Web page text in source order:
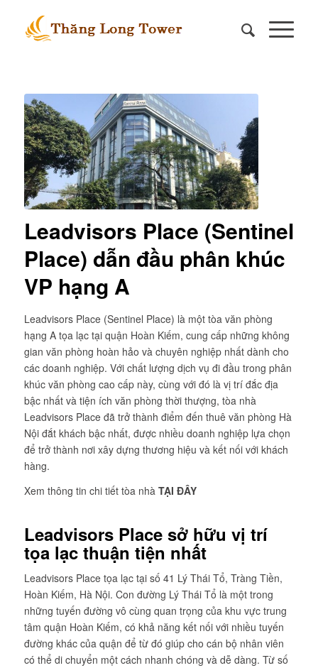
Leadvisors Place (Sentinel
Place) dẫn đầu phân khúc
VP hạng A
Leadvisors Place (Sentinel Place) là một tòa văn phòng
hạng A tọa lạc tại quận Hoàn Kiếm, cung cấp những không
gian văn phòng hoàn hảo và chuyên nghiệp nhất dành cho
các doanh nghiệp. Với chất lượng dịch vụ đi đầu trong phân
khúc văn phòng cao cấp này, cùng với đó là vị trí đắc địa
bậc nhất và tiện ích văn phòng thời thượng, tòa nhà
Leadvisors Place đã trở thành điểm đến thuê văn phòng Hà
Nội đắt khách bậc nhất, được nhiều doanh nghiệp lựa chọn
để trở thành nơi xây dựng thương hiệu và kết nối với khách
hàng.
Xem thông tin chi tiết tòa nhà TẠI ĐÂY
Leadvisors Place sở hữu vị trí
tọa lạc thuận tiện nhất
Leadvisors Place tọa lạc tại số 41 Lý Thái Tổ, Tràng Tiền,
Hoàn Kiếm, Hà Nội. Con đường Lý Thái Tổ là một trong
những tuyến đường vô cùng quan trọng của khu vực trung
tâm quận Hoàn Kiếm, có khả năng kết nối với nhiều tuyến
đường khác của quận để từ đó giúp cho cán bộ nhân viên
có thể di chuyển một cách nhanh chóng và dễ dàng. Từ số